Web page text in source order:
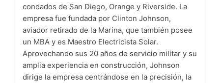
condados de San Diego, Orange y Riverside. La
empresa fue fundada por Clinton Johnson,
aviador retirado de la Marina, que también posee
un MBA y es Maestro Electricista Solar.
Aprovechando sus 20 años de servicio militar y su
amplia experiencia en construcción, Johnson
dirige la empresa centrándose en la precisión, la